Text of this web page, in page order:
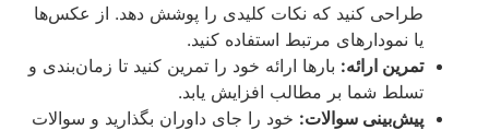
طراحی کنید که نکات کلیدی را پوشش دهد. از عکس‌ها
یا نمودارهای مرتبط استفاده کنید.
تمرین ارائه: بارها ارائه خود را تمرین کنید تا زمان‌بندی و
تسلط شما بر مطالب افزایش یابد.
پیش‌بینی سوالات: خود را جای داوران بگذارید و سوالات